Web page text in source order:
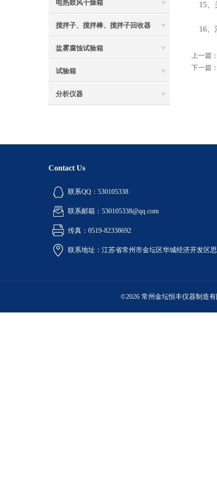
电热鼓风干燥箱
搅拌子、搅拌棒、搅拌子回收器
盐雾腐蚀试验箱
试验箱
分析仪器
15、
16、
上一篇
下一篇
Contact Us
联系QQ：530105338
联系邮箱：530105338@qq.com
传真：0519-82338692
联系地址：江苏省常州市金坛区华城经济开发区
©2026 常州金坛恒丰仪器制造